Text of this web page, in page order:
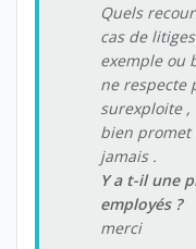
Quels
cas de
exemple ou
ne respecte
surexploite
bien promet
jamais .
Y a t-il une
employés ?
merci